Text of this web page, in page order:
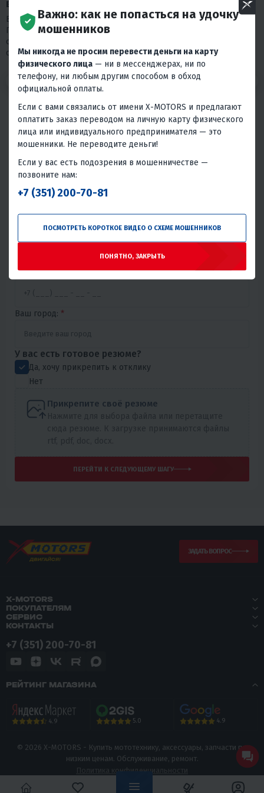
ВАКАНСИЮ
Благодарим Вас за проявленный интерес к нашей компании.
Просим пройти короткий тест. Пожалуйста, отнеситесь к нему
серьезно, так как в нашем выборе мы на 80% будем
основываться на его результаты.
2
Имя: *
Дата рождения: *
Номер телефона: *
Ваш город: *
У вас есть готовое резюме?
Да, хочу прикрепить к отклику
Нет
Прикрепите своё резюме
ПЕРЕЙТИ К СЛЕДУЮЩЕМУ ШАГУ
ЗАДАТЬ ВОПРОС
X-MOTORS
ПОКУПАТЕЛЯМ
СЕРВИС
КОНТАКТЫ
+7 (351) 200-70-81
РЕЙТИНГ МАГАЗИНА
4.9 5.0 4.9
© 2026 X-MOTORS - Купить мототехнику, аксессуары, запчасти по
низким ценам. Обслуживание, ремонт.
Политика конфиденциальности
Важно: как не попасться на удочку
мошенников
Мы никогда не просим перевести деньги на карту
физического лица — ни в мессенджерах, ни по
телефону, ни любым другим способом в обход
официальной оплаты.
Если с вами связались от имени X-MOTORS и предлагают
оплатить заказ переводом на личную карту физического
лица или индивидуального предпринимателя — это
мошенники. Не переводите деньги!
Если у вас есть подозрения в мошенничестве —
позвоните нам:
+7 (351) 200-70-81
ПОСМОТРЕТЬ КОРОТКОЕ ВИДЕО О СХЕМЕ МОШЕННИКОВ
ПОНЯТНО, ЗАКРЫТЬ